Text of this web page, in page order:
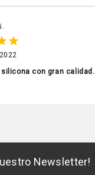
star
silicona con gran calidad.
Newsletter!